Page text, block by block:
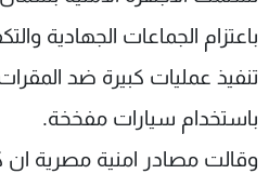
باعتزام الجماعات الجهادية
تنفيذ عمليات كبيرة ضد
باستخدام سيارات مفخخة.
وقالت مصادر امنية مصرية
لاعلاناتكم
شروط